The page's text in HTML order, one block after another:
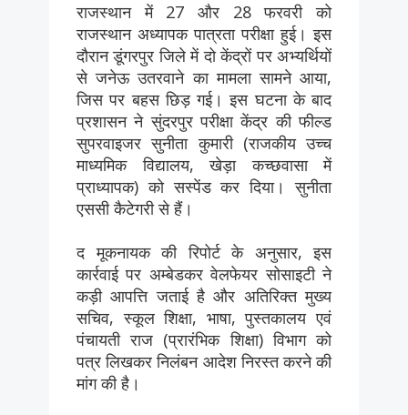
राजस्थान में 27 और 28 फरवरी को
राजस्थान अध्यापक पात्रता परीक्षा हुई। इस
दौरान डूंगरपुर जिले में दो केंद्रों पर अभ्यर्थियों
से जनेऊ उतरवाने का मामला सामने आया,
जिस पर बहस छिड़ गई। इस घटना के बाद
प्रशासन ने सुंदरपुर परीक्षा केंद्र की फील्ड
सुपरवाइजर सुनीता कुमारी (राजकीय उच्च
माध्यमिक विद्यालय, खेड़ा कच्छवासा में
प्राध्यापक) को सस्पेंड कर दिया। सुनीता
एससी कैटेगरी से हैं।
द मूकनायक की रिपोर्ट के अनुसार, इस
कार्रवाई पर अम्बेडकर वेलफेयर सोसाइटी ने
कड़ी आपत्ति जताई है और अतिरिक्त मुख्य
सचिव, स्कूल शिक्षा, भाषा, पुस्तकालय एवं
पंचायती राज (प्रारंभिक शिक्षा) विभाग को
पत्र लिखकर निलंबन आदेश निरस्त करने की
मांग की है।